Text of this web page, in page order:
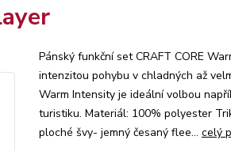
Pánský funkční set CRAFT CORE
intenzitou pohybu v chladných až
Warm Intensity je ideální volbou
turistiku. Materiál: 100% polyester
ploché švy- jemný česaný flee... celý